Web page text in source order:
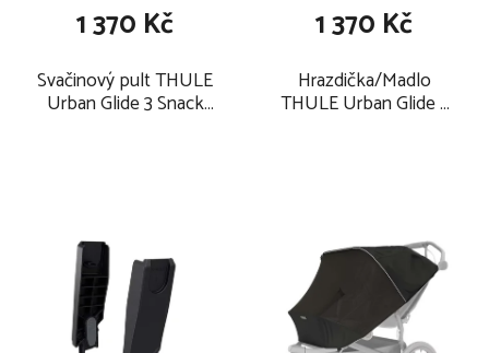
Svačinový pult THULE
Urban Glide 3 Snack
1 370 Kč
Hrazdička/Madlo
THULE Urban Glide 3
1 370 Kč